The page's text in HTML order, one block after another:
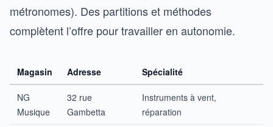
métronomes). Des partitions et méthodes
complètent l’offre pour travailler en autonomie.
Magasin Adresse Spécialité
NG
Musique
32 rue
Gambetta
Instruments à vent,
réparation